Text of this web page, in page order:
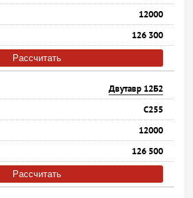
12000
126 300
Рассчитать
Двутавр 12Б2
С255
12000
126 500
Рассчитать